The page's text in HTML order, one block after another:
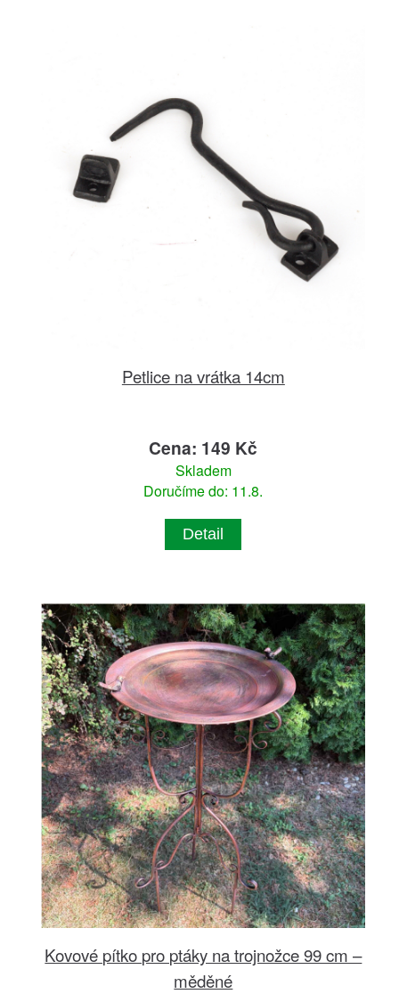
Petlice na vrátka 14cm
Cena: 149 Kč
Skladem
Doručíme do: 11.8.
Detail
Kovové pítko pro ptáky na trojnožce 99 cm –
měděné